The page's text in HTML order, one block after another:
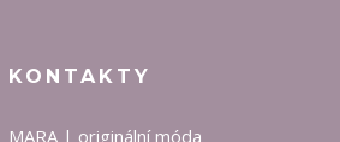
KONTAKTY
MARA | originální móda